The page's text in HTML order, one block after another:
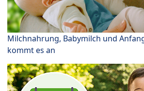
Milchnahrung, Babymilch und
kommt es an